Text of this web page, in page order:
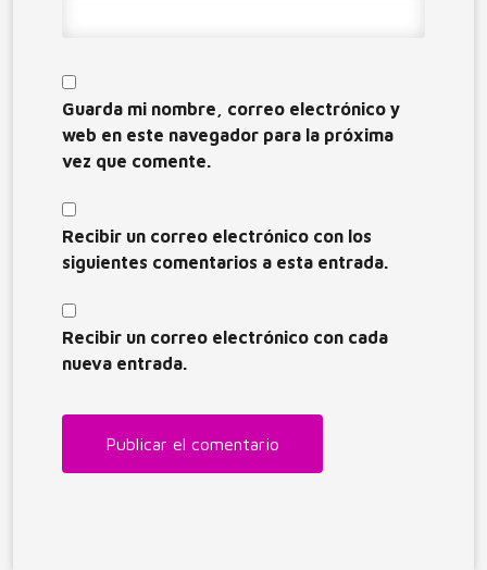
Guarda mi nombre, correo electrónico y
web en este navegador para la próxima
vez que comente.
Recibir un correo electrónico con los
siguientes comentarios a esta entrada.
Recibir un correo electrónico con cada
nueva entrada.